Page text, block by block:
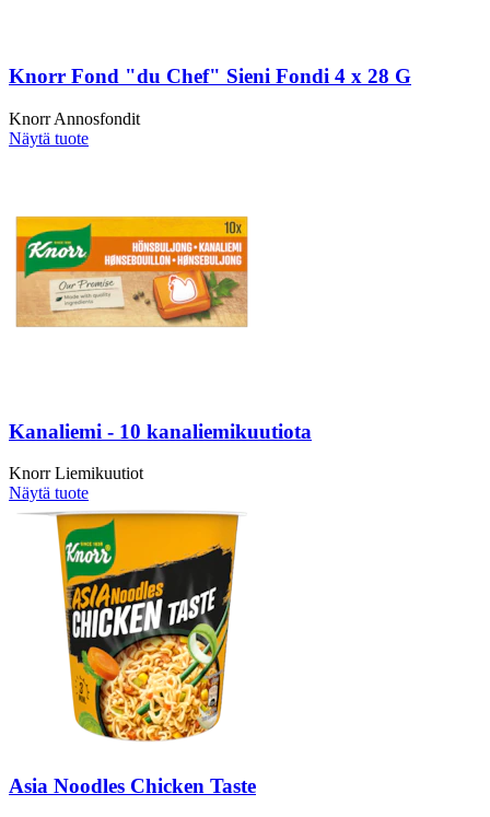
Knorr Fond "du Chef" Sieni Fondi 4 x 28 G
Knorr Annosfondit
Näytä tuote
Kanaliemi - 10 kanaliemikuutiota
Knorr Liemikuutiot
Näytä tuote
Asia Noodles Chicken Taste